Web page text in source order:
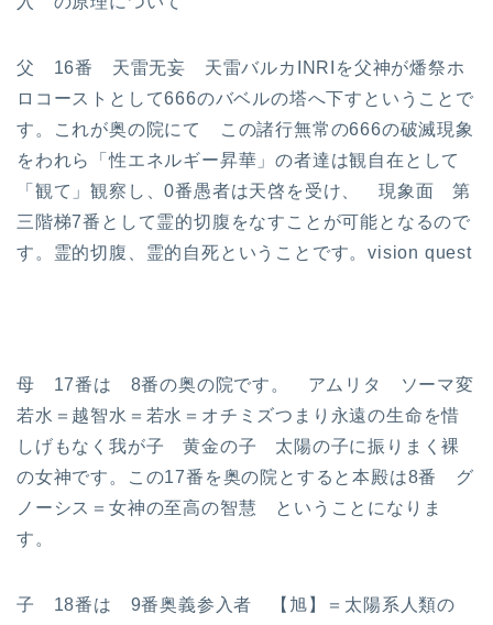
父 16番 天雷无妄 天雷バルカINRIを父神が燔祭ホ
ロコーストとして666のバベルの塔へ下すということで
す。これが奥の院にて この諸行無常の666の破滅現象
をわれら「性エネルギー昇華」の者達は観自在として
「観て」観察し、0番愚者は天啓を受け、 現象面 第
三階梯7番として霊的切腹をなすことが可能となるので
す。霊的切腹、霊的自死ということです。vision quest
母 17番は 8番の奥の院です。 アムリタ ソーマ変
若水＝越智水＝若水＝オチミズつまり永遠の生命を惜
しげもなく我が子 黄金の子 太陽の子に振りまく裸
の女神です。この17番を奥の院とすると本殿は8番 グ
ノーシス＝女神の至高の智慧 ということになりま
す。
子 18番は 9番奥義参入者 【旭】＝太陽系人類の